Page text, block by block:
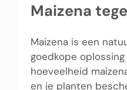
Maizena
Maizena is een
goedkope
hoeveelheid
en je planten